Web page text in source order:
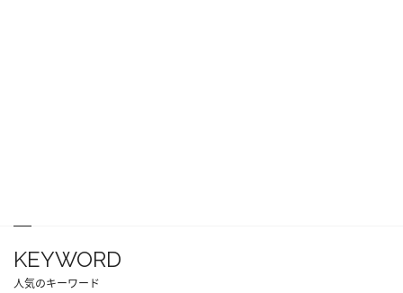
KEYWORD
人気のキーワード